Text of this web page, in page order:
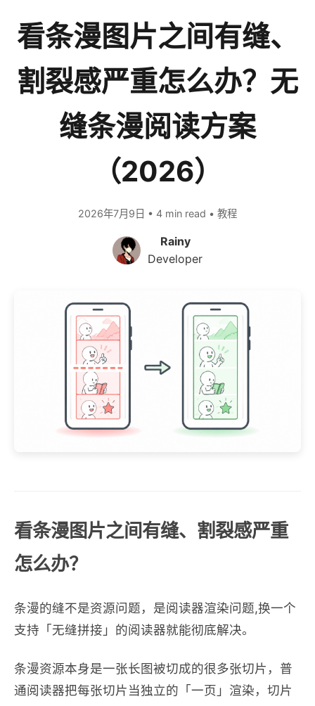
看条漫图片之间有缝、
割裂感严重怎么办？无
缝条漫阅读方案
（2026）
2026年7月9日 • 4 min read • 教程
Rainy
Developer
看条漫图片之间有缝、割裂感严重
怎么办？
条漫的缝不是资源问题，是阅读器渲染问题,换一个
支持「无缝拼接」的阅读器就能彻底解决。
条漫资源本身是一张长图被切成的很多张切片，普
通阅读器把每张切片当独立的「一页」渲染，切片